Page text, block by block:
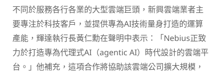
不同於服務各行各業的大型雲端巨頭，新興雲端業者主
要專注於科技客戶，並提供專為AI技術量身打造的運算
產能，輝達執行長黃仁勳在聲明中表示：「Nebius正致
力於打造專為代理式AI（agentic AI）時代設計的雲端平
台。」他補充，這項合作將協助該雲端公司擴大規模，